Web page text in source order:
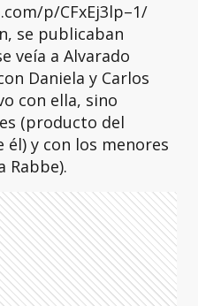
p/CFxEj3lp–1/
se publicaban
veía a Alvarado
Daniela y Carlos
con ella, sino
(producto del
y con los menores
Rabbe).